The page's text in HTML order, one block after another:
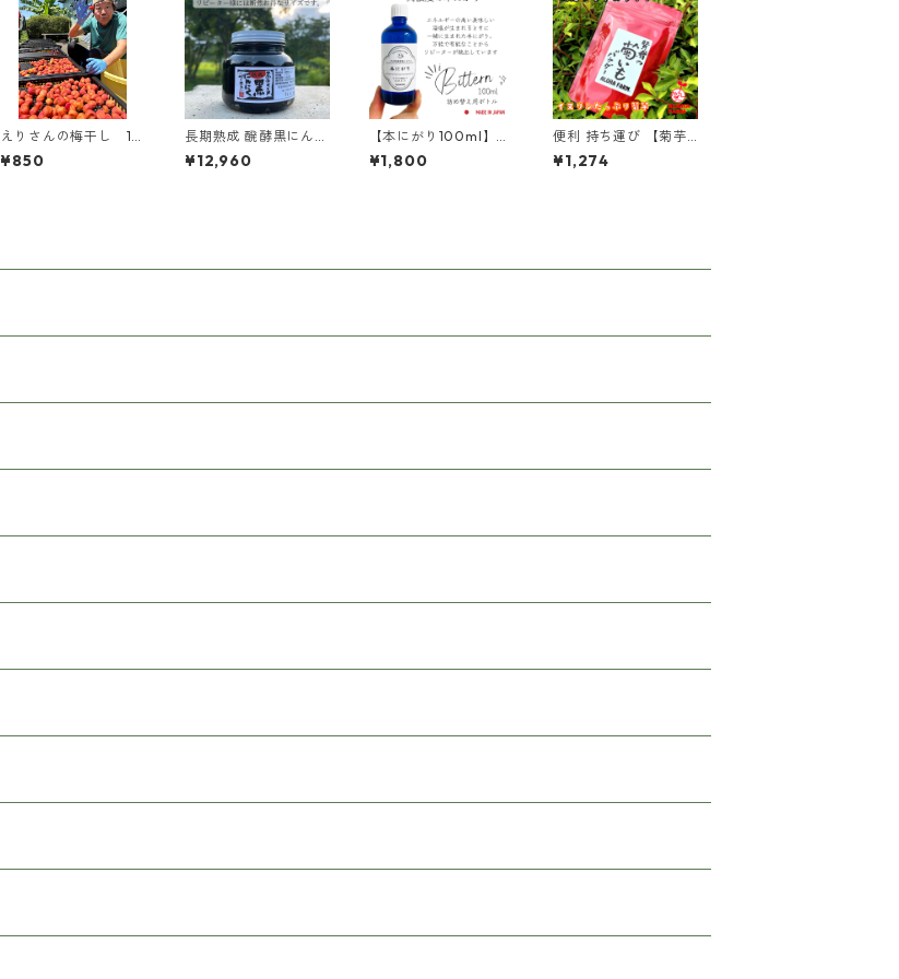
えりさんの梅干し 11
0g 南高梅 那須町
産
¥850
長期熟成 醗酵黒にんに
く ペーストタイプ 70
0g
¥12,960
【本にがり100ml】詰
め替えボトル
¥1,800
便利 持ち運び 【菊芋
パウダー】 80ｇ 国産
きくいも パウダー 糖
¥1,274